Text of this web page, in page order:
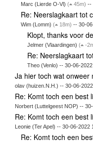
Marc (Lierde O-Vl)( 45m) --
Re: Neerslagkaart tot
Wim (Lomm)( 18m) -- 30-
Klopt, thanks voor
Jelmer (Vlaardingen) ( -
Re: Neerslagkaart
Theo (Venlo) -- 30-06-
Ja hier toch wat onweer
olav (huizen.N.H.) -- 30-06-2022
Re: Komt toch een best
Norbert (Luttelgeest NOP) --
Re: Komt toch een best
Leonie (Ter Apel) -- 30-06-2022
Re: Komt toch een